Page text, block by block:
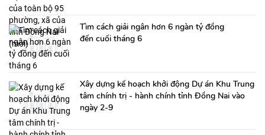
Tìm cách giải ngân hơn 6 ngàn tỷ đồng
đến cuối tháng 6
Xây dựng kế hoạch khởi động Dự án Khu Trung
tâm chính trị - hành chính tỉnh Đồng Nai vào
ngày 2-9